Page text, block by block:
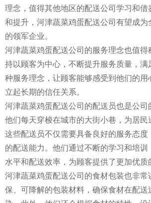
理念，值得其他地区的配送公司学习和借
和提升，河津蔬菜鸡蛋配送公司有望成为
的领军企业。
河津蔬菜鸡蛋配送公司的服务理念也值得
持以顾客为中心，不断提升服务质量，满
种服务理念，让顾客能够感受到他们的用
立起长期的信任关系。
河津蔬菜鸡蛋配送公司的配送员也是公司
他们每天穿梭在城市的大街小巷，为居民
这些配送员不仅需要具备良好的服务态度
的配送能力。他们通过不断的学习和培训
水平和配送效率，为顾客提供了更加优质
河津蔬菜鸡蛋配送公司的食材包装也非常
保、可降解的包装材料，确保食材在配送